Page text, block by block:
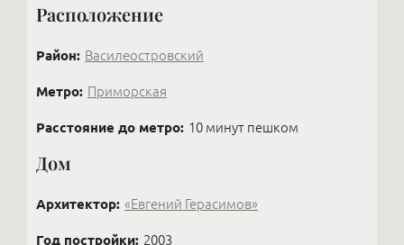
Расположение
Район: Василеостровский
Метро: Приморская
Расстояние до метро: 10 минут пешком
Дом
Архитектор: «Евгений Герасимов»
Год постройки: 2003